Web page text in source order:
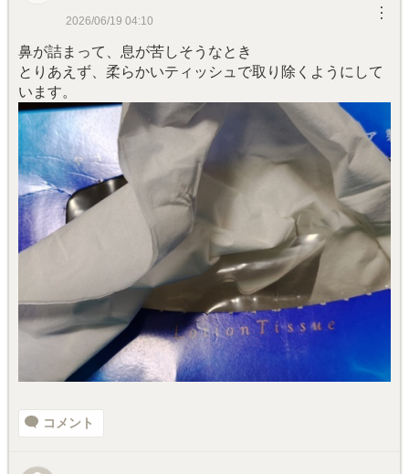
2026/06/19 04:10 ︙
鼻が詰まって、息が苦しそうなとき
とりあえず、柔らかいティッシュで取り除くようにして
います。
コメント